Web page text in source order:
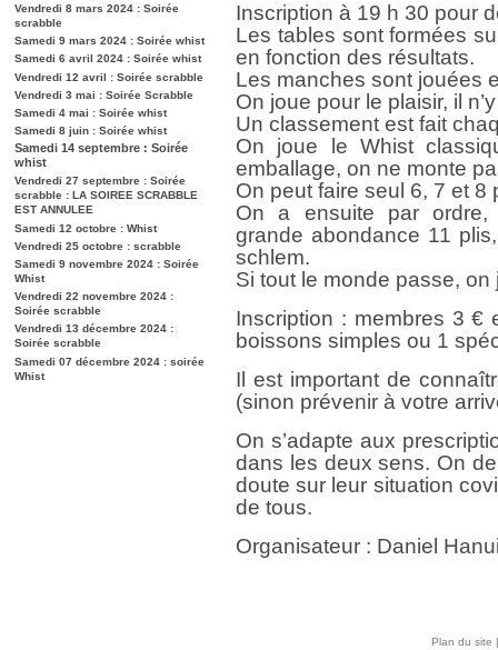
Vendredi 8 mars 2024 : Soirée
scrabble
Samedi 9 mars 2024 : Soirée whist
Samedi 6 avril 2024 : Soirée whist
Vendredi 12 avril : Soirée scrabble
Vendredi 3 mai : Soirée Scrabble
Samedi 4 mai : Soirée whist
Samedi 8 juin : Soirée whist
Samedi 14 septembre : Soirée
whist
Vendredi 27 septembre : Soirée
scrabble : LA SOIREE SCRABBLE
EST ANNULEE
Samedi 12 octobre : Whist
Vendredi 25 octobre : scrabble
Samedi 9 novembre 2024 : Soirée
Whist
Vendredi 22 novembre 2024 :
Soirée scrabble
Vendredi 13 décembre 2024 :
Soirée scrabble
Samedi 07 décembre 2024 : soirée
Whist
Inscription à 19 h 30 pour
Les tables sont formées
en fonction des résultats.
Les manches sont jouées
On joue pour le plaisir, il
Un classement est fait
On joue le Whist
emballage, on ne monte
On peut faire seul 6, 7 et 8
On a ensuite par ordre,
grande abondance 11
schlem.
Si tout le monde passe,
Inscription : membres 3 €
boissons simples ou 1
Il est important de
(sinon prévenir à votre
On s’adapte aux
dans les deux sens. On
doute sur leur situation
de tous.
Organisateur : Daniel
Plan du site